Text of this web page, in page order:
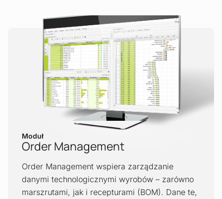
Moduł
Order Management
Order Management wspiera zarządzanie
danymi technologicznymi wyrobów – zarówno
marszrutami, jak i recepturami (BOM). Dane te,